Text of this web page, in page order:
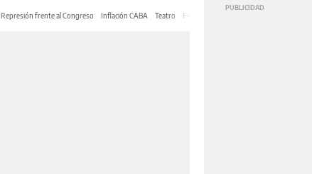
Represión frente al Congreso Inflación CABA Teatro Feria de Editores